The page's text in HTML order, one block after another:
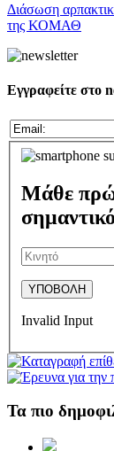
Διάσωση
της ΚΟΜΑΘ
Εγγραφείτε στο
Μάθε
Invalid Input
Τα πιο